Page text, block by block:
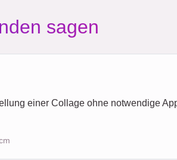
sagen
einer Collage ohne notwendige